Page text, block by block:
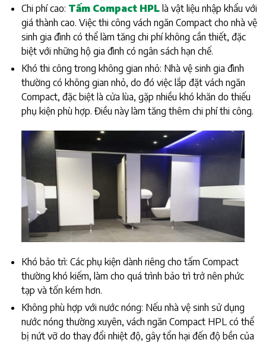
Chi phí cao: Tấm Compact HPLlà vật liệu nhập khẩu với
giá thành cao. Việc thi công vách ngăn Compact cho nhà vệ
sinh gia đình có thể làm tăng chi phí không cần thiết, đặc
biệt với những hộ gia đình có ngân sách hạn chế.
Khó thi công trong không gian nhỏ: Nhà vệ sinh gia đình
thường có không gian nhỏ, do đó việc lắp đặt vách ngăn
Compact, đặc biệt là cửa lùa, gặp nhiều khó khăn do thiếu
phụ kiện phù hợp. Điều này làm tăng thêm chi phí thi công.
Khó bảo trì: Các phụ kiện dành riêng cho tấm Compact
thường khó kiếm, làm cho quá trình bảo trì trở nên phức
tạp và tốn kém hơn.
Không phù hợp với nước nóng: Nếu nhà vệ sinh sử dụng
nước nóng thường xuyên, vách ngăn Compact HPL có thể
bị nứt vỡ do thay đổi nhiệt độ, gây tổn hại đến độ bền của